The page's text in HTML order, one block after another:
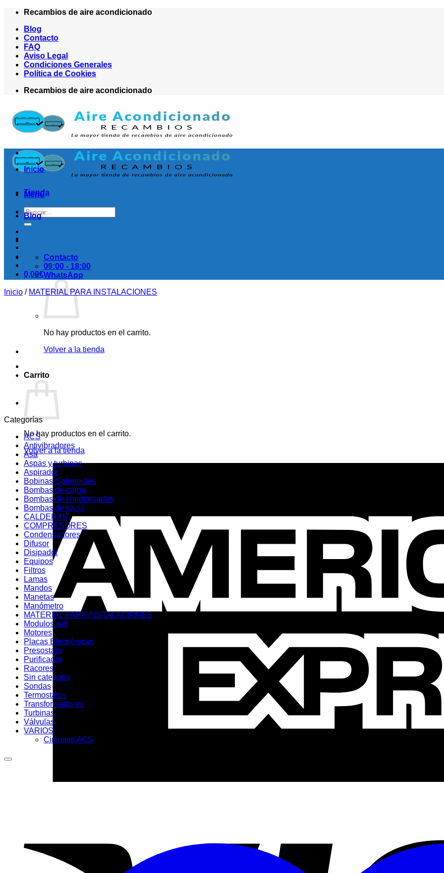
Saltar
contenido
Recambios de aire acondicionado
Blog
Contacto
FAQ
Aviso Legal
Condiciones Generales
Política de Cookies
Recambios de aire acondicionado
Menú
Buscar
por:
0,00€
No hay productos en el carrito.
Volver a la tienda
Carrito
No hay productos en el carrito.
Volver a la tienda
Inicio
Tienda
Blog
Contacto
09:00 - 18:00
WhatsApp
Inicio / MATERIAL PARA INSTALACIONES
Categorías
ACS
Antivibradores
Asa
Aspas y turbinas
Aspirador
Bobinas-Solenoides
Bombas de carga
Bombas de condensados
Bombas de vacío
CALDERAS
COMPRESORES
Condensadores
Difusor
Disipador
Equipos
Filtros
Lamas
Mandos
Manetas
Manómetro
MATERIAL PARA INSTALACIONES
Modulos wifi
Motores
Placas Electrónicas
Presostato
Purificador
Racores
Sin categoría
Sondas
Termostatos
Transformadores
Turbinas
Válvulas
VARIOS
Circuitos ACS